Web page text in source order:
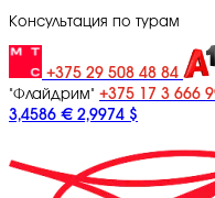
Консультация по турам
+375 29 508 48 84
"Флайдрим" +375 17 3 666
3,4586 € 2,9974 $